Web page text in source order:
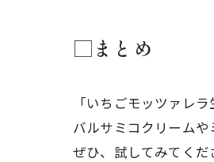
□まとめ
「いちごモッツァレ
バルサミコクリームや
ぜひ、試してみてくだ